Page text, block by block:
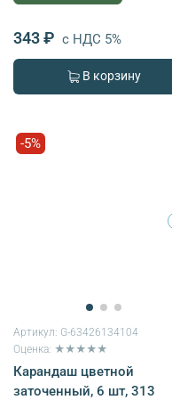
343 ₽ с НДС 5%
В корзину
-5%
Артикул: G-63426134104
Оценка: ★★★★★
Карандаш цветной
заточенный, 6 шт, 313